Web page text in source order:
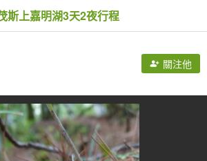
斯上嘉明湖3天2夜行程
關注他